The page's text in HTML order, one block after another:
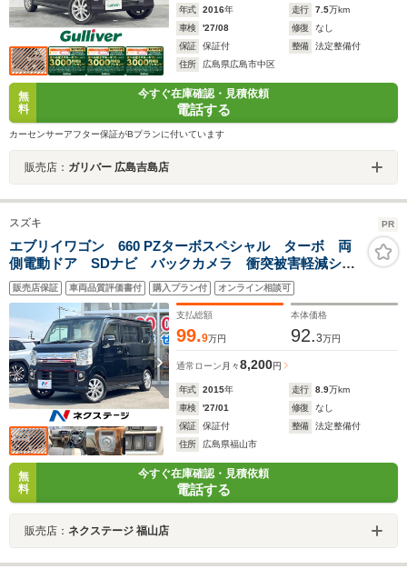
年式 2016年 走行 7.5万km
車検
'27/08 修復
なし
保証
保証付 整備
法定整備付
住所
広島県広島市中区
無
料
今すぐ在庫確認・見積依頼
電話する
カーセンサーアフター保証がBプランに付いています
販売店： ガリバー 広島吉島店
スズキ PR
エブリイワゴン 660 PZターボスペシャル ターボ 両
側電動ドア SDナビ バックカメラ 衝突被害軽減シス
テム HIDヘッド ETC 純正15インチアルミ オートラ
イト オートエアコン Bluetooth DVD再生 フルセグ
販売店保証 車両品質評価書付 購入プラン付 オンライン相談可
支払総額
99.9万円
本体価格
92.3万円
通常ローン 月々8,200円
年式 2015年 走行 8.9万km
車検
'27/01 修復
なし
保証
保証付 整備
法定整備付
住所
広島県福山市
無
料
今すぐ在庫確認・見積依頼
電話する
販売店： ネクステージ 福山店